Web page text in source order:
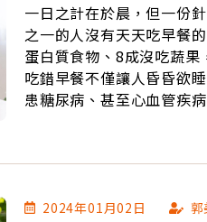
一日之計在於晨，但一份
之一的人沒有天天吃早餐
蛋白質食物、8成沒吃蔬果
吃錯早餐不僅讓人昏昏欲
患糖尿病、甚至心血管疾
2024年01月02日 郭